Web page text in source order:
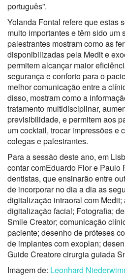
português”.
Yolanda Fontal refere que estas
muito importantes e têm sido um
palestrantes mostram como as
disponibilizadas pela Medit e
permitem alcançar maior
segurança e conforto para o
melhor comunicação entre a
disso, mostram como a
tratamento multidisciplinar,
previsibilidade, e permitem aos
um cocktail, trocar impressões e
colegas e palestrantes.
Para a sessão deste ano, em
contar comEduardo Flor e Paulo
dentistas, que ensinarão entre
de incorporar no dia a dia as
digitalização intraoral com
digitalização facial; Fotografia;
Smile Creator; comunicação
paciente; desenho de próteses
de implantes com exoplan;
Guide Creatore cirurgia guiada
Imagem de: Leonhard